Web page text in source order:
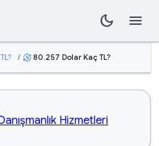
dark_mode menu
/ currency_exchange 80.257 Dolar Kaç TL?